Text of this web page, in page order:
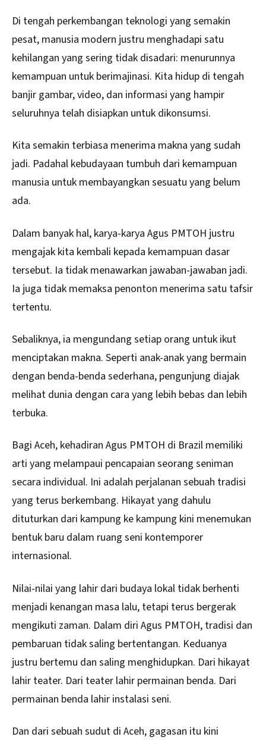
Di tengah perkembangan teknologi yang semakin
pesat, manusia modern justru menghadapi satu
kehilangan yang sering tidak disadari: menurunnya
kemampuan untuk berimajinasi. Kita hidup di tengah
banjir gambar, video, dan informasi yang hampir
seluruhnya telah disiapkan untuk dikonsumsi.
Kita semakin terbiasa menerima makna yang sudah
jadi. Padahal kebudayaan tumbuh dari kemampuan
manusia untuk membayangkan sesuatu yang belum
ada.
Dalam banyak hal, karya-karya Agus PMTOH justru
mengajak kita kembali kepada kemampuan dasar
tersebut. Ia tidak menawarkan jawaban-jawaban jadi.
Ia juga tidak memaksa penonton menerima satu tafsir
tertentu.
Sebaliknya, ia mengundang setiap orang untuk ikut
menciptakan makna. Seperti anak-anak yang bermain
dengan benda-benda sederhana, pengunjung diajak
melihat dunia dengan cara yang lebih bebas dan lebih
terbuka.
Bagi Aceh, kehadiran Agus PMTOH di Brazil memiliki
arti yang melampaui pencapaian seorang seniman
secara individual. Ini adalah perjalanan sebuah tradisi
yang terus berkembang. Hikayat yang dahulu
dituturkan dari kampung ke kampung kini menemukan
bentuk baru dalam ruang seni kontemporer
internasional.
Nilai-nilai yang lahir dari budaya lokal tidak berhenti
menjadi kenangan masa lalu, tetapi terus bergerak
mengikuti zaman. Dalam diri Agus PMTOH, tradisi dan
pembaruan tidak saling bertentangan. Keduanya
justru bertemu dan saling menghidupkan. Dari hikayat
lahir teater. Dari teater lahir permainan benda. Dari
permainan benda lahir instalasi seni.
Dan dari sebuah sudut di Aceh, gagasan itu kini